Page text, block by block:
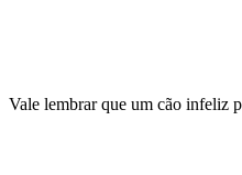
Vale lembrar que um cão infeliz